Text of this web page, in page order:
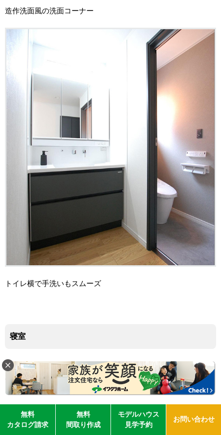
無料
カタログ請求
無料
間取り作成
モデルハウス
見学予約
お問い合わせ
造作洗面風の洗面コーナー
トイレ横で手洗いもスムーズ
寝室
リラックスできる空間づくりと、スペースを有効活用するアイ
デアをチェック！
照明の工夫